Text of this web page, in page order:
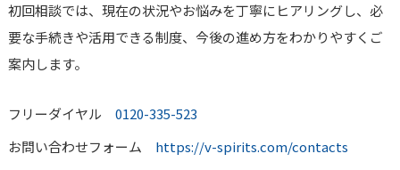
初回相談では、現在の状況やお悩みを丁寧にヒアリングし、必
要な手続きや活用できる制度、今後の進め方をわかりやすくご
案内します。
フリーダイヤル 0120-335-523
お問い合わせフォーム https://v-spirits.com/contacts